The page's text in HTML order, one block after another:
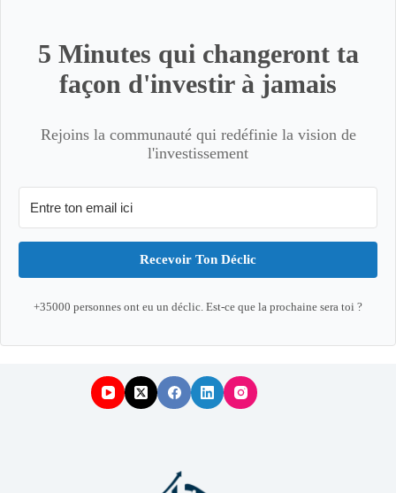
5 Minutes qui changeront ta
façon d'investir à jamais
Rejoins la communauté qui redéfinie la vision de
l'investissement
Recevoir Ton Déclic
+35000 personnes ont eu un déclic. Est-ce que la prochaine sera toi ?